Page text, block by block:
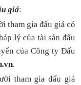
giá:
tham gia đấu giá có
lý của tài sản đấu
của Công ty Đấu
.
tham gia đấu giá